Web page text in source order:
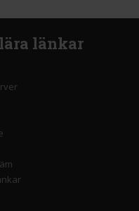
länkar